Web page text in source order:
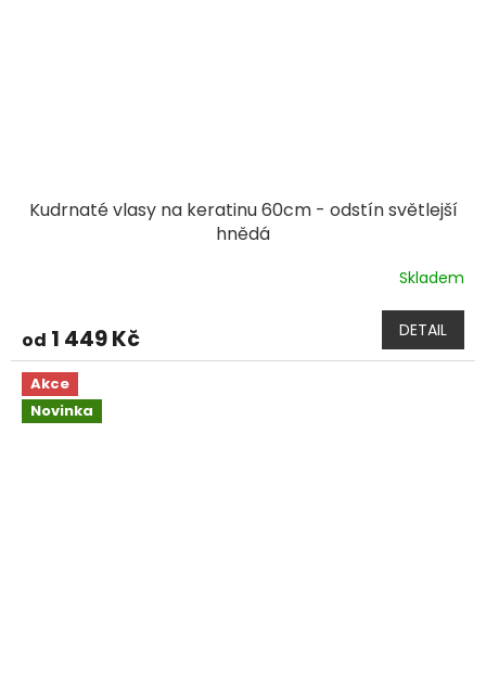
Kudrnaté vlasy na keratinu 60cm - odstín světlejší
hnědá
Skladem
od 1 449 Kč DETAIL
Akce
Novinka